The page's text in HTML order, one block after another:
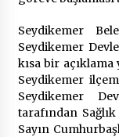
Seydikemer
Seydikemer
kısa bir
Seydikemer
Seydikemer
tarafından
Sayın